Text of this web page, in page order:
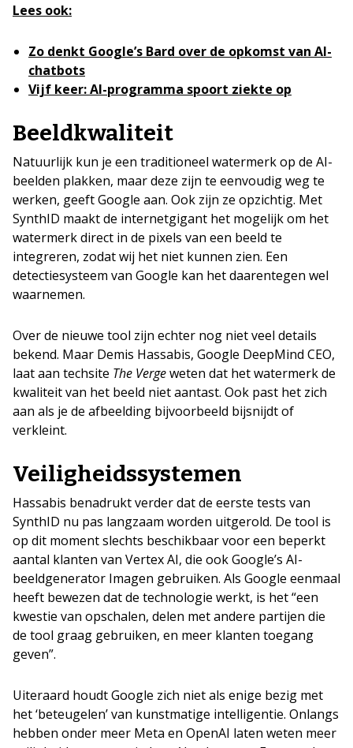
Lees ook:
Zo denkt Google’s Bard over de opkomst van AI-
chatbots
Vijf keer: AI-programma spoort ziekte op
Beeldkwaliteit
Natuurlijk kun je een traditioneel watermerk op de AI-
beelden plakken, maar deze zijn te eenvoudig weg te
werken, geeft Google aan. Ook zijn ze opzichtig. Met
SynthID maakt de internetgigant het mogelijk om het
watermerk direct in de pixels van een beeld te
integreren, zodat wij het niet kunnen zien. Een
detectiesysteem van Google kan het daarentegen wel
waarnemen.
Over de nieuwe tool zijn echter nog niet veel details
bekend. Maar Demis Hassabis, Google DeepMind CEO,
laat aan techsite The Vergeweten dat het watermerk de
kwaliteit van het beeld niet aantast. Ook past het zich
aan als je de afbeelding bijvoorbeeld bijsnijdt of
verkleint.
Veiligheidssystemen
Hassabis benadrukt verder dat de eerste tests van
SynthID nu pas langzaam worden uitgerold. De tool is
op dit moment slechts beschikbaar voor een beperkt
aantal klanten van Vertex AI, die ook Google’s AI-
beeldgenerator Imagen gebruiken. Als Google eenmaal
heeft bewezen dat de technologie werkt, is het “een
kwestie van opschalen, delen met andere partijen die
de tool graag gebruiken, en meer klanten toegang
geven”.
Uiteraard houdt Google zich niet als enige bezig met
het ‘beteugelen’ van kunstmatige intelligentie. Onlangs
hebben onder meer Meta en OpenAI laten weten meer